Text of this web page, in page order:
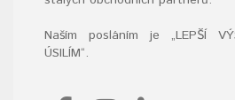
Naším posláním je „LEPŠÍ
ÚSILÍM“.